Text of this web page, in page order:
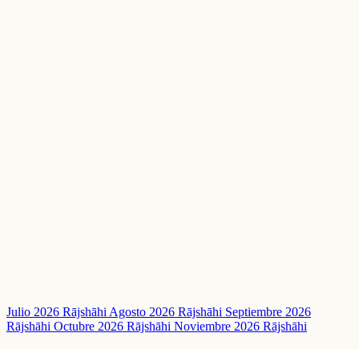
Julio 2026 RājshāhiAgosto 2026 Rājshāhi Septiembre 2026
Rājshāhi Octubre 2026 Rājshāhi Noviembre 2026 Rājshāhi